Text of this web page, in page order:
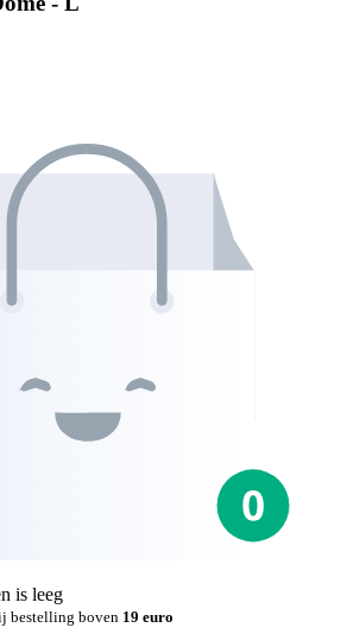
is leeg
bestelling boven 19 euro